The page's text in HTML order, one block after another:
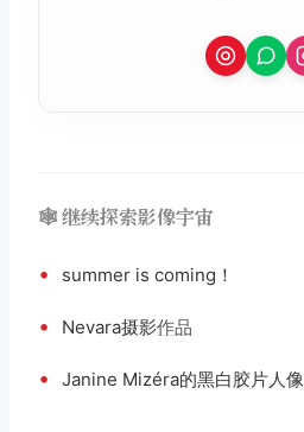
🕸️ 继续探索影像宇宙
• summer is coming！
• Nevara摄影作品
• Janine Mizéra的黑白胶片人像